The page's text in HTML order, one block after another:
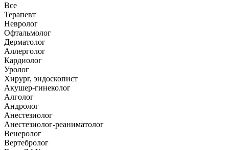
Все
Терапевт
Невролог
Офтальмолог
Дерматолог
Аллерголог
Кардиолог
Уролог
Хирург, эндоскопист
Акушер-гинеколог
Алголог
Андролог
Анестезиолог
Анестезиолог-реаниматолог
Венеролог
Вертебролог